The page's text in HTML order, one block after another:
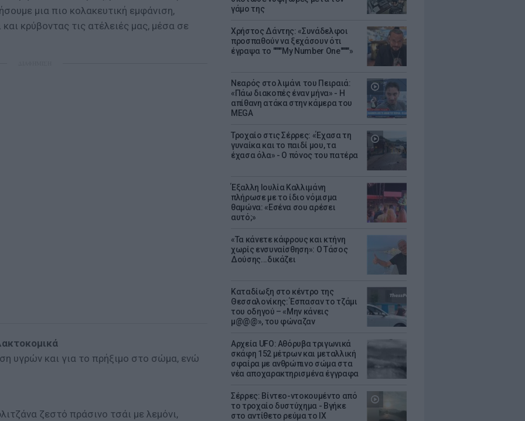
γάμο της
Χρήστος Δάντης: «Συνάδελφοι
προσπαθούν να ξεχάσουν ότι
έγραψα το """"My Number One""""»
Νεαρός στο λιμάνι του Πειραιά:
«Πάω διακοπές έναν μήνα» - Η
απίθανη ατάκα στην κάμερα του
MEGA
Τροχαίο στις Σέρρες: «Έχασα τη
γυναίκα και το παιδί μου, τα
έχασα όλα» - Ο πόνος του πατέρα
Έξαλλη Ιουλία Καλλιμάνη
πλήρωσε με το ίδιο νόμισμα
θαμώνα: «Εσένα σου αρέσει
αυτό;»
«Τα κάνετε κάφρους και κτήνη
χωρίς ενσυναίσθηση»: Ο Τάσος
Δούσης...δικάζει
Καταδίωξη στο κέντρο της
Θεσσαλονίκης: Έσπασαν το τζάμι
του οδηγού – «Μην κάνεις
μ@@@», του φώναζαν
Αρχεία UFO: Αθόρυβα τριγωνικά
σκάφη 152 μέτρων και μεταλλική
σφαίρα με ανθρώπινο σώμα στα
νέα αποχαρακτηρισμένα έγγραφα
Σέρρες: Βίντεο-ντοκουμέντο από
το τροχαίο δυστύχημα - Βγήκε
στο αντίθετο ρεύμα το ΙΧ
μια πιο κολακευτική εμφάνιση,
κρύβοντας τις ατέλειές μας, μέσα σε
υγρών και για το πρήξιμο στο σώμα, ενώ
ζεστό πράσινο τσάι με λεμόνι,